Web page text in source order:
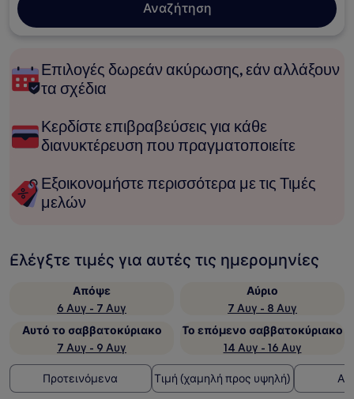
Αναζήτηση
Επιλογές δωρεάν ακύρωσης, εάν αλλάξουν
τα σχέδια
Κερδίστε επιβραβεύσεις για κάθε
διανυκτέρευση που πραγματοποιείτε
Εξοικονομήστε περισσότερα με τις Τιμές
μελών
Ελέγξτε τιμές για αυτές τις ημερομηνίες
Απόψε
6 Αυγ - 7 Αυγ
Αύριο
7 Αυγ - 8 Αυγ
Αυτό το σαββατοκύριακο
7 Αυγ - 9 Αυγ
Το επόμενο σαββατοκύριακο
14 Αυγ - 16 Αυγ
Προτεινόμενα Τιμή (χαμηλή προς υψηλή)